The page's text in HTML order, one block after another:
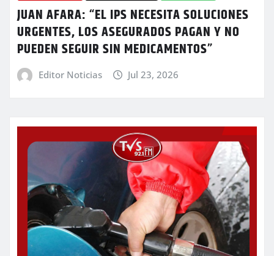
JUAN AFARA: “EL IPS NECESITA SOLUCIONES
URGENTES, LOS ASEGURADOS PAGAN Y NO
PUEDEN SEGUIR SIN MEDICAMENTOS”
Editor Noticias Jul 23, 2026